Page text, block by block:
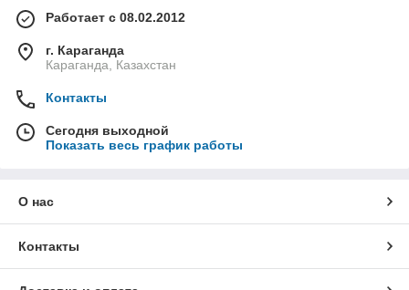
Работает с 08.02.2012
г. Караганда
Караганда, Казахстан
Контакты
Сегодня выходной
Показать весь график работы
О нас
Контакты